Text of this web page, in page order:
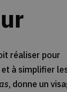
réaliser pour
à simplifier
, donne un